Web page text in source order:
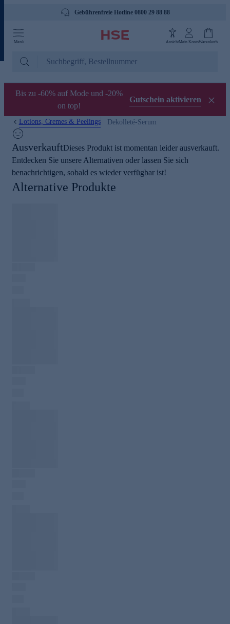
Gebührenfreie Hotline 0800 29 88 88
Menü AnsichtMein KontoWarenkorb
Bis zu -60% auf Mode und -20%
on top!
Gutschein aktivieren
Lotions, Cremes & Peelings Dekolleté-Serum
AusverkauftDieses Produkt ist momentan leider ausverkauft.
Entdecken Sie unsere Alternativen oder lassen Sie sich
benachrichtigen, sobald es wieder verfügbar ist!
Alternative Produkte